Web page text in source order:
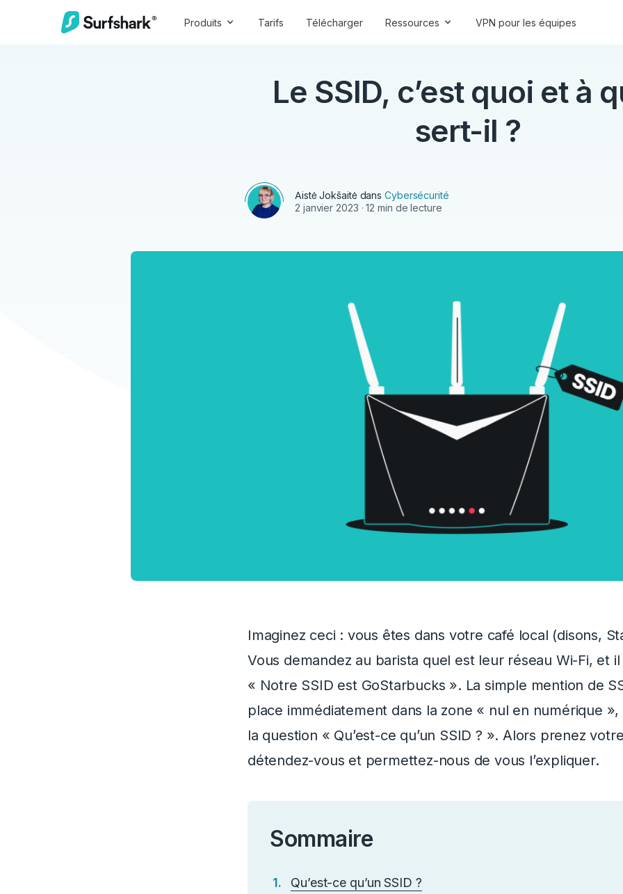
Produits Tarifs Télécharger Ressources VPN pour les équipes
Le SSID, c’est quoi et à
sert-il ?
Aistė JokšaitėdansCybersécurité
2 janvier 2023 · 12 min de lecture
Imaginez ceci : vous êtes dans votre café local (disons,
Vous demandez au barista quel est leur réseau Wi-Fi, et
« Notre SSID est GoStarbucks ». La simple mention de
place immédiatement dans la zone « nul en numérique »,
la question « Qu’est-ce qu’un SSID ? ». Alors prenez
détendez-vous et permettez-nous de vous l’expliquer.
Sommaire
Qu’est-ce qu’un SSID ?